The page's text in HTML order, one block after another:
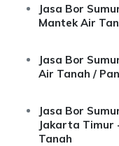
Jasa Bor
Mantek Air
Jasa Bor
Air Tanah /
Jasa Bor
Jakarta Timur
Tanah